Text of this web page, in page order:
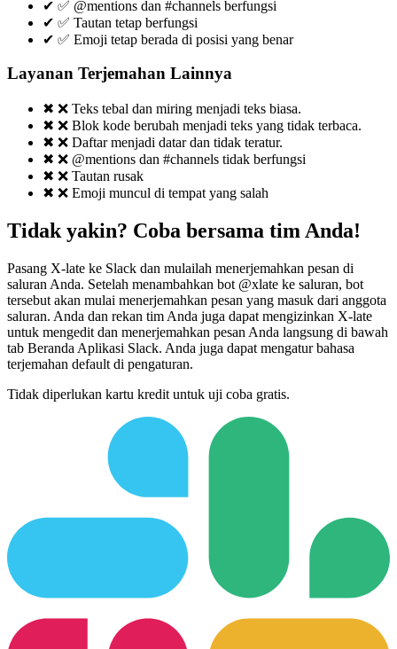
✔ ✅ @mentions dan #channels berfungsi
✔ ✅ Tautan tetap berfungsi
✔ ✅ Emoji tetap berada di posisi yang benar
Layanan Terjemahan Lainnya
✖ ❌ Teks tebal dan miring menjadi teks biasa.
✖ ❌ Blok kode berubah menjadi teks yang tidak terbaca.
✖ ❌ Daftar menjadi datar dan tidak teratur.
✖ ❌ @mentions dan #channels tidak berfungsi
✖ ❌ Tautan rusak
✖ ❌ Emoji muncul di tempat yang salah
Tidak yakin? Coba bersama tim Anda!
Pasang X-late ke Slack dan mulailah menerjemahkan pesan di
saluran Anda. Setelah menambahkan bot @xlate ke saluran, bot
tersebut akan mulai menerjemahkan pesan yang masuk dari anggota
saluran. Anda dan rekan tim Anda juga dapat mengizinkan X-late
untuk mengedit dan menerjemahkan pesan Anda langsung di bawah
tab Beranda Aplikasi Slack. Anda juga dapat mengatur bahasa
terjemahan default di pengaturan.
Tidak diperlukan kartu kredit untuk uji coba gratis.